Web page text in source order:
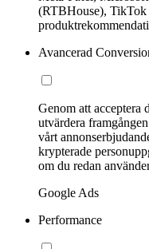
(RTBHouse),
Avancerad
Genom att acceptera
utvärdera
vårt
krypterade
om du redan
Google Ads
Performance